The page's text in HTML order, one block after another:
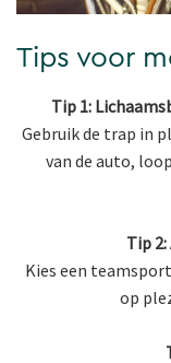
Tips voor
Tip 1:
Gebruik de trap in
van de auto,
Tip
Kies een
op